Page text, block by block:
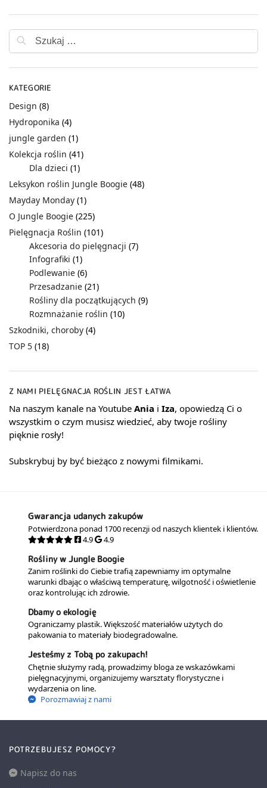
KATEGORIE
Design (8)
Hydroponika (4)
jungle garden (1)
Kolekcja roślin (41)
Dla dzieci (1)
Leksykon roślin Jungle Boogie (48)
Mayday Monday (1)
O Jungle Boogie (225)
Pielęgnacja Roślin (101)
Akcesoria do pielęgnacji (7)
Infografiki (1)
Podlewanie (6)
Przesadzanie (21)
Rośliny dla początkujących (9)
Rozmnażanie roślin (10)
Szkodniki, choroby (4)
TOP 5 (18)
Z NAMI PIELĘGNACJA ROŚLIN JEST ŁATWA
Na naszym kanale na Youtube Ania i Iza, opowiedzą Ci o
wszystkim o czym musisz wiedzieć, aby twoje rośliny
pięknie rosły!
Subskrybuj by być bieżąco z nowymi filmikami.
Gwarancja udanych zakupów
Potwierdzona ponad 1700 recenzji od naszych klientek i klientów.
4.9
4.9
Rośliny w Jungle Boogie
Zanim roślinki do Ciebie trafią zapewniamy im optymalne
warunki dbając o właściwą temperaturę, wilgotność i oświetlenie
oraz kontrolując ich zdrowie.
Dbamy o ekologię
Ograniczamy plastik. Większość materiałów użytych do
pakowania to materiały biodegradowalne.
Jesteśmy z Tobą po zakupach!
Chętnie służymy radą, prowadzimy bloga ze wskazówkami
pielęgnacyjnymi, organizujemy warsztaty florystyczne i
wydarzenia on line.
Porozmawiaj z nami
POTRZEBUJESZ POMOCY?
Napisz do nas